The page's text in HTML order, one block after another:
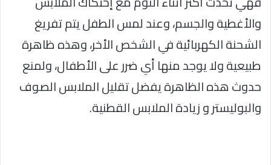
والأغطية والجسم، وعند لمس الطفل يتم تفريغ
الشحنة الكهربائية في الشخص الأخر، وهذه ظاهرة
طبيعية ولا يوجد منها أي ضرر على الأطفال، ولمنع
حدوث هذه الظاهرة يفضل تقليل الملابس الصوف
والبوليستر و زيادة الملابس القطنية.